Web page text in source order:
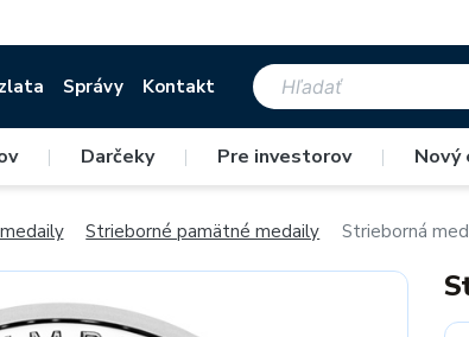
Správy Kontakt
| Darčeky | Pre investorov | Nový
Strieborné pamätné medaily Strieborná